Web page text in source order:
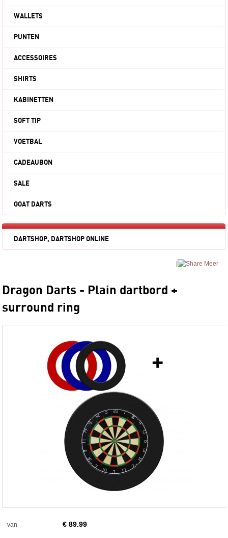
WALLETS
PUNTEN
ACCESSOIRES
SHIRTS
KABINETTEN
SOFT TIP
VOETBAL
CADEAUBON
SALE
GOAT DARTS
DARTSHOP, DARTSHOP ONLINE
Meer
Dragon Darts - Plain dartbord +
surround ring
van € 89.99